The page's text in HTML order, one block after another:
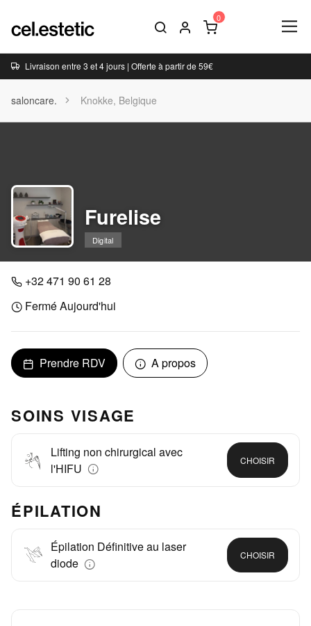
Livraison entre 3 et 4 jours | Offerte à partir de 59€
saloncare. Knokke, Belgique
Furelise
Digital
+32 471 90 61 28
Fermé Aujourd'hui
Prendre RDV A propos
SOINS VISAGE
Lifting non chirurgical avec
l'HIFU
CHOISIR
ÉPILATION
Épilation Définitive au laser
diode
CHOISIR